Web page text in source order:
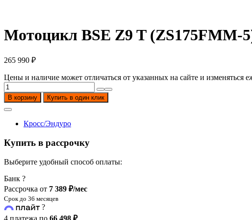
Мотоцикл BSE Z9 T (ZS175FMM-
265 990 ₽
Цены и наличие может отличаться от указанных на сайте и изменяться
Количество
товара
Мотоцикл
BSE
(ZS175FMM-
5)
В корзину Купить в один клик
Кросс/Эндуро
Купить в рассрочку
Выберите удобный способ оплаты:
Банк ?
Рассрочка от 7 389 ₽/мес
Срок до 36 месяцев
?
4 платежа по 66 498 ₽